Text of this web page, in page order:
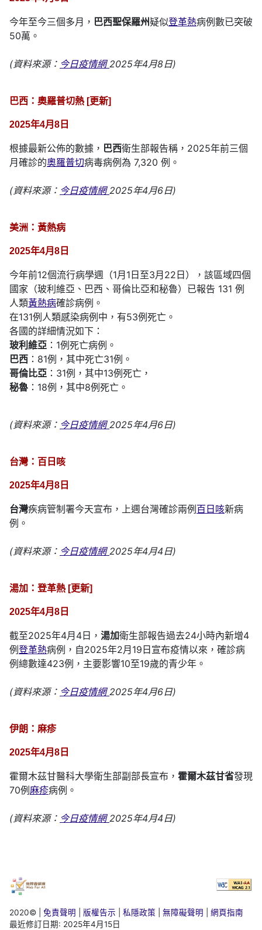
今年至今三個多月， 巴西聖保羅州疑似登革熱病例數已突破
50萬。
(資料來源： 今日疫情網2025年4月8日)
巴西：奧羅普切熱 [更新]
2025年4月8日
根據最新公佈的數據， 巴西衛生部報告稱，2025年前三個
月確診的奧羅普切病毒病例為 7,320 例。
(資料來源： 今日疫情網2025年4月6日)
美洲：黃熱病
2025年4月8日
今年前12個流行病學週（1月1日至3月22日），該區域四個
國家（玻利維亞、巴西、哥倫比亞和秘魯）已報告 131 例
人類黃熱病確診病例。
在131例人類感染病例中，有53例死亡。
各國的詳細情況如下：
玻利維亞 ：1例死亡病例。
巴西 ：81例，其中死亡31例。
哥倫比亞 ：31例，其中13例死亡，
秘魯 ：18例，其中8例死亡。
(資料來源： 今日疫情網2025年4月6日)
台灣：百日咳
2025年4月8日
台灣疾病管制署今天宣布，上週台灣確診兩例 百日咳新病
例。
(資料來源： 今日疫情網2025年4月4日)
湯加：登革熱 [更新]
2025年4月8日
截至2025年4月4日， 湯加衛生部報告過去24小時內新增4
例 登革熱病例，自2025年2月19日宣布疫情以來，確診病
例總數達423例，主要影響10至19歲的青少年。
(資料來源： 今日疫情網2025年4月6日)
伊朗：麻疹
2025年4月8日
霍爾木茲甘醫科大學衛生部副部長宣布， 霍爾木茲甘省發現
70例 麻疹病例。
(資料來源： 今日疫情網2025年4月4日)
2020© 免責聲明 版權告示 私隱政策 無障礙聲明
網頁指南
最近修訂日期: 2025年4月15日